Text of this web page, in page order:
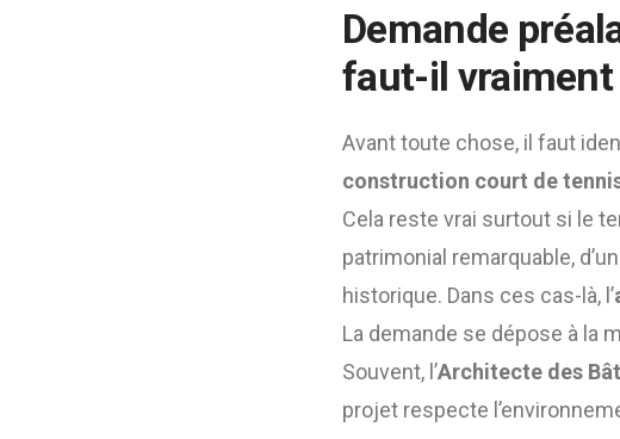
Demande
faut-il vraiment
Avant toute chose, il faut
construction court de
Cela reste vrai surtout si le
patrimonial remarquable,
historique. Dans ces cas-là, l’
La demande se dépose à la
Souvent, l’Architecte des
projet respecte